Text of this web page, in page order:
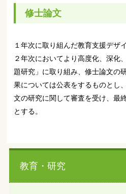
修士論文
１年次に取り組んだ教育支援デザ
２年次においてより高度化、深化
題研究」に取り組み、修士論文の
果については公表をするものとし
文の研究に関して審査を受け、最
とする。
教育・研究